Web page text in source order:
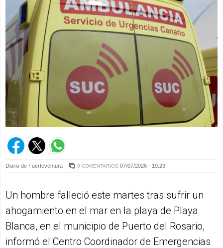
Diario de Fuerteventura 0 COMENTARIOS 07/07/2026 - 19:23
Un hombre falleció este martes tras sufrir un
ahogamiento en el mar en la playa de Playa
Blanca, en el municipio de Puerto del Rosario,
informó el Centro Coordinador de Emergencias